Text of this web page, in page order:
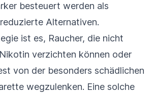
besteuert werden als
Alternativen.
ist es, Raucher, die nicht
verzichten können oder
von der besonders schädlichen
wegzulenken. Eine solche